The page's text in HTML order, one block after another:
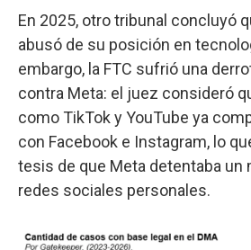
En 2025, otro tribunal concluyó
abusó de su posición en
embargo, la FTC sufrió una
contra Meta: el juez consideró
como TikTok y YouTube ya
con Facebook e Instagram, lo
tesis de que Meta detentaba un
redes sociales personales.